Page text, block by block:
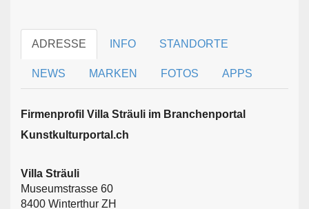
ADRESSE INFO STANDORTE
NEWS MARKEN FOTOS APPS
Firmen­profil Villa Sträuli im Branchen­portal
Kunstkulturportal.ch
Villa Sträuli
Museumstrasse 60
8400 Winterthur ZH